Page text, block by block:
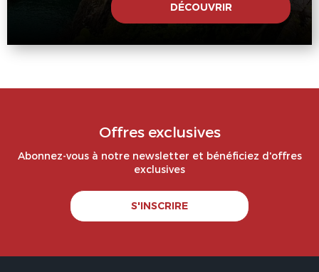
DÉCOUVRIR
Offres exclusives
Abonnez-vous à notre newsletter et bénéficiez d'offres
exclusives
S'INSCRIRE